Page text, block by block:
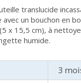
translucide
un bouchon en
x 15,5 cm), à
humide.
3